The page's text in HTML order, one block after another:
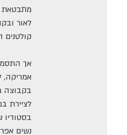
מתבטאת
לאור
אך
אמריקה,
בקבוצה
לציירת
נשים